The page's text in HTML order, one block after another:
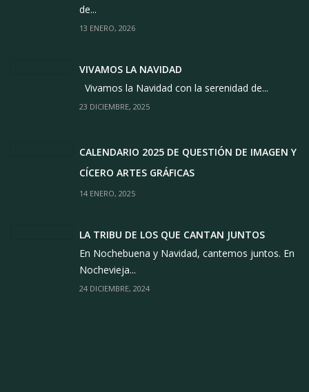
de...
13 ENERO, 2026
VIVAMOS LA NAVIDAD
Vivamos la Navidad con la serenidad de...
23 DICIEMBRE, 2025
CALENDARIO 2025 DE QUESTIÓN DE IMAGEN Y
CÍCERO ARTES GRÁFICAS
14 ENERO, 2025
LA TRIBU DE LOS QUE CANTAN JUNTOS
En Nochebuena y Navidad, cantemos juntos. En
Nochevieja...
24 DICIEMBRE, 2024